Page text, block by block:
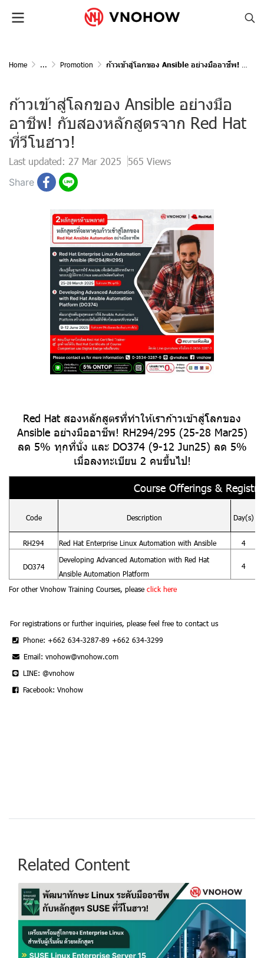
Home ... Promotion ก้าวเข้าสู่โลกของ Ansible อย่างมืออาชีพ! กับสองหลักสูตรจาก Red Hat ที่วีโนฮาว!
ก้าวเข้าสู่โลกของ Ansible อย่างมือ
อาชีพ! กับสองหลักสูตรจาก Red Hat
ที่วีโนฮาว!
Last updated: 27 Mar 2025 565 Views
Share
Red Hat สองหลักสูตรที่ทำให้เราก้าวเข้าสู่โลกของ
Ansible อย่างมืออาชีพ! RH294/295 (25-28 Mar25)
ลด 5% ทุกที่นั่ง และ DO374 (9-12 Jun25) ลด 5%
เมื่อลงทะเบียน 2 คนขึ้นไป!
Course Offerings &
Code Description Day(s)
RH294 Red Hat Enterprise Linux Automation with Ansible 4
DO374
Developing Advanced Automation with Red Hat
Ansible Automation Platform
4
For other Vnohow Training Courses, please click here
For registrations or further inquiries, please feel free to contact us
Phone: +662 634-3287-89 +662 634-3299
Email: vnohow@vnohow.com
LINE: @vnohow
Facebook: Vnohow
Related Content